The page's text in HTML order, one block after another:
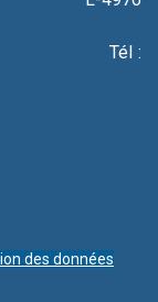
Tél :
social.
des données